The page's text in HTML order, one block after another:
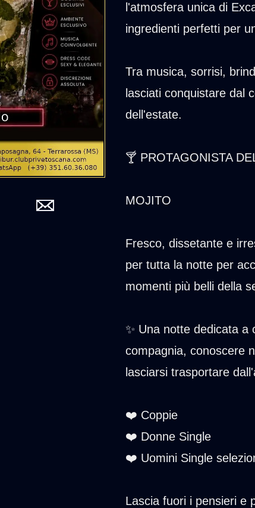
l'atmosfera unica di
ingredienti perfetti per
Tra musica, sorrisi,
lasciati conquistare dal
dell'estate.
🍸 PROTAGONISTA
MOJITO
Fresco, dissetante e
per tutta la notte per
momenti più belli della
✨ Una notte dedicata a
compagnia, conoscere
lasciarsi trasportare
❤️ Coppie
❤️ Donne Single
❤️ Uomini Single
Lascia fuori i pensieri e